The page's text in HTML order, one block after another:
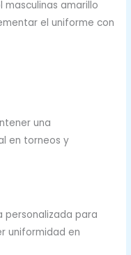
amarillo
el uniforme con
una
en torneos y
personalizada para
uniformidad en